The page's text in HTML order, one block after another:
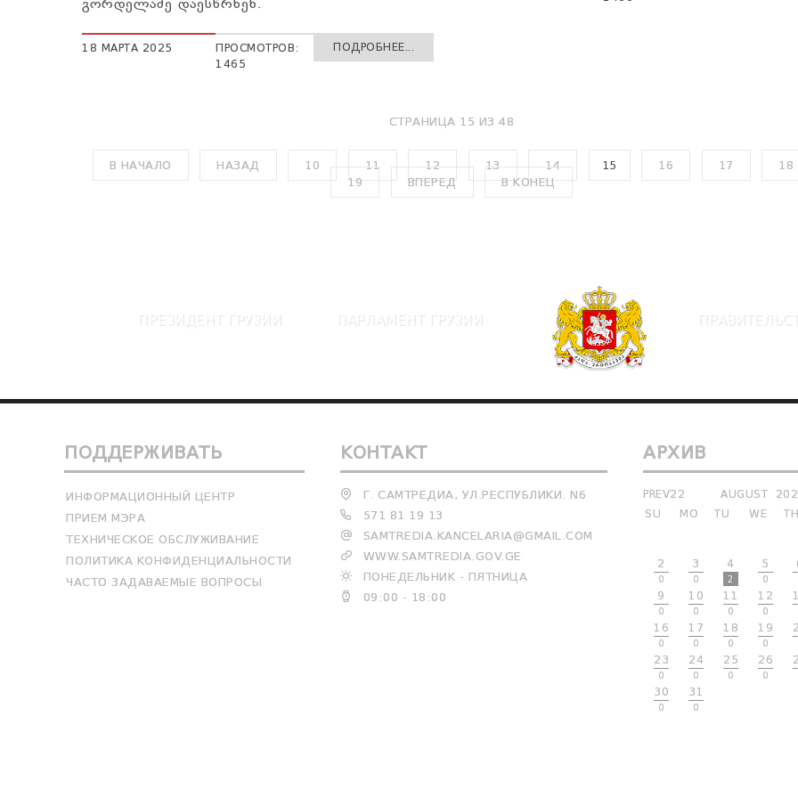
გორდელაძე დაესწრნენ.
18 МАРТА 2025
ПРОСМОТРОВ:
1465
ПОДРОБНЕЕ...
СТРАНИЦА 15 ИЗ 48
В НАЧАЛО НАЗАД 10 11 12 13 14 15 16 17
18
19
ВПЕРЕД В КОНЕЦ
ПРЕЗИДЕНТ ГРУЗИИ ПАРЛАМЕНТ ГРУЗИИ
ПОДДЕРЖИВАТЬ
ИНФОРМАЦИОННЫЙ ЦЕНТР
ПРИЕМ МЭРА
ТЕХНИЧЕСКОЕ ОБСЛУЖИВАНИЕ
ПОЛИТИКА КОНФИДЕНЦИАЛЬНОСТИ
ЧАСТО ЗАДАВАЕМЫЕ ВОПРОСЫ
КОНТАКТ
Г. САМТРЕДИА, УЛ.РЕСПУБЛИКИ. N6
571 81 19 13
SAMTREDIA.KANCELARIA@GMAIL.COM
WWW.SAMTREDIA.GOV.GE
ПОНЕДЕЛЬНИК - ПЯТНИЦА
09:00 - 18:00
АРХИВ
PREV22 AUGUST
SU
MO TU WE TH
2
0
3
0
4
2
5
0
9
0
10
0
11
0
12
0
16
0
17
0
18
0
19
0
23
0
24
0
25
0
26
0
30
0
31
0